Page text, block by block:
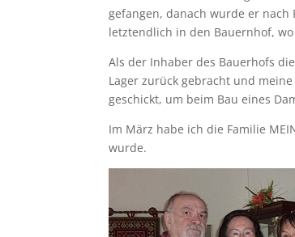
gefangen, danach wurde er nach
letztendlich in den Bauernhof,
Als der Inhaber des Bauerhofs
Lager zurück gebracht und
geschickt, um beim Bau eines
Im März habe ich die Familie
wurde.